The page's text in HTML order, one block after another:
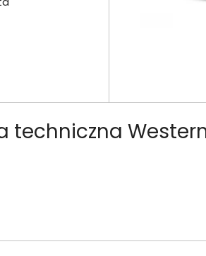
techniczna